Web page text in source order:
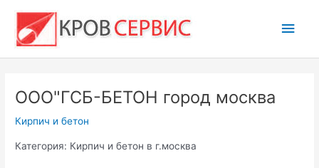
содержимому
ООО"ГСБ-БЕТОН город москва
Кирпич и бетон
Категория: Кирпич и бетон в г.москва